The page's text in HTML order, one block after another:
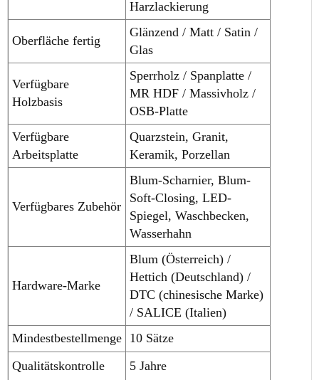
Harzlackierung
Oberfläche fertig
Glänzend / Matt / Satin /
Glas
Verfügbare
Holzbasis
Sperrholz / Spanplatte /
MR HDF / Massivholz /
OSB-Platte
Verfügbare
Arbeitsplatte
Quarzstein, Granit,
Keramik, Porzellan
Verfügbares Zubehör
Blum-Scharnier, Blum-
Soft-Closing, LED-
Spiegel, Waschbecken,
Wasserhahn
Hardware-Marke
Blum (Österreich) /
Hettich (Deutschland) /
DTC (chinesische Marke)
/ SALICE (Italien)
Mindestbestellmenge 10 Sätze
Qualitätskontrolle
5 Jahre